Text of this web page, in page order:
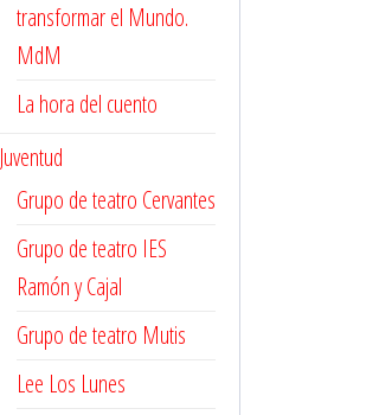
transformar el Mundo.
MdM
La hora del cuento
Juventud
Grupo de teatro Cervantes
Grupo de teatro IES
Ramón y Cajal
Grupo de teatro Mutis
Lee Los Lunes